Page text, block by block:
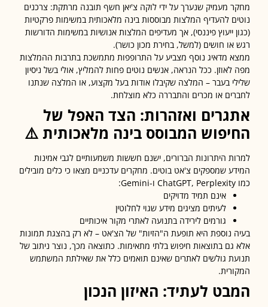
מעמיק שנערך על ידי לוקה צ'יאן חשף תובנה מרתקת: צרכנים
להעדיף המלצות מבוססות בינה מלאכותית במשימות פרקטיות
ייעוץ פיננסי), אך מעדיפים המלצות אנושיות במשימות הדורשות
חושים (למשל, בחירת מכון כושר).
מדאיג נוסף מצביע על התרופפות מתמשכת בתרבות ההמלצות
ככל הנראה, אנשים נוטים פחות להמליץ, אולי בשל ניסיון
בעבר – המלצה שקיבלו אודות בעל מקצוע, או המלצה שנתנו
או מכרים והתבררה כלא מוצלחת.
ואזהרות: הצד האפל של
המבוסס בינה מלאכותית⚠️
היתרונות הברורים, ישנם חששות משמעותיים לגבי אמינות
שמספקים צ'אט בוטים. מחקרים עדכניים מצאו כי כלים מובילים
אינם תמיד מדויקים
לעיתים מציגים מידע שגוי לחלוטין
גורמים לירידה בתנועה לאתרי מקור איכותיים
נוספת היא תופעת ה"הזיות" של הצ'אט – לא רק בהצגת תמונות
בתוצאות חיפוש בלתי מתאימות. כתוצאה מכך, נוצר ניתוב של
גולשים לאתרים שאינם תואמים כלל את שאילתת המשתמש
לעתיד: האיזון הנכון